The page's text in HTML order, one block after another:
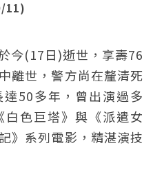
11)
今(17日)逝世，享壽76
離世，警方尚在釐清死
50多年，曾出演過多
色巨塔》與《派遣女
》系列電影，精湛演技